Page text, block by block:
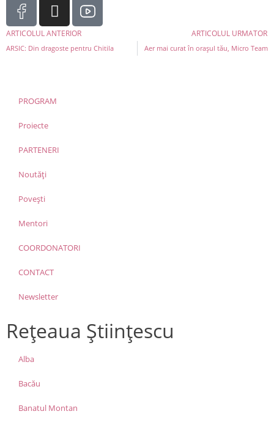
ARTICOLUL ANTERIOR ARTICOLUL URMATOR
ARSIC: Din dragoste pentru Chitila Aer mai curat în orașul tău, Micro Team
PROGRAM
Proiecte
PARTENERI
Noutăți
Povești
Mentori
COORDONATORI
CONTACT
Newsletter
Rețeaua Științescu
Alba
Bacău
Banatul Montan